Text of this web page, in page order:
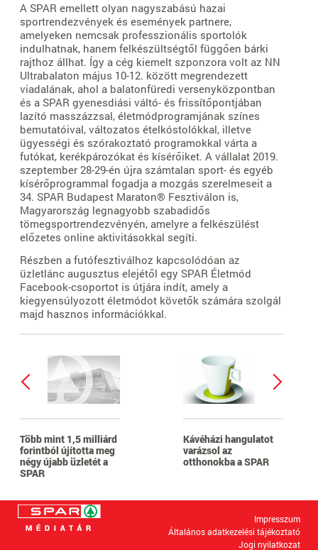
A SPAR emellett olyan nagyszabású hazai
sportrendezvények és események partnere,
amelyeken nemcsak professzionális sportolók
indulhatnak, hanem felkészültségtől függően bárki
rajthoz állhat. Így a cég kiemelt szponzora volt az NN
Ultrabalaton május 10-12. között megrendezett
viadalának, ahol a balatonfüredi versenyközpontban
és a SPAR gyenesdiási váltó- és frissítőpontjában
lazító masszázzsal, életmódprogramjának színes
bemutatóival, változatos ételkóstolókkal, illetve
ügyességi és szórakoztató programokkal várta a
futókat, kerékpározókat és kísérőiket. A vállalat 2019.
szeptember 28-29-én újra számtalan sport- és egyéb
kísérőprogrammal fogadja a mozgás szerelmeseit a
34. SPAR Budapest Maraton® Fesztiválon is,
Magyarország legnagyobb szabadidős
tömegsportrendezvényén, amelyre a felkészülést
előzetes online aktivitásokkal segíti.
Részben a futófesztiválhoz kapcsolódóan az
üzletlánc augusztus elejétől egy SPAR Életmód
Facebook-csoportot is útjára indít, amely a
kiegyensúlyozott életmódot követők számára szolgál
majd hasznos információkkal.
Több mint 1,5 milliárd
forintból újította meg
négy újabb üzletét a
SPAR
Kávéházi hangulatot
varázsol az
otthonokba a SPAR
Impresszum
Általános adatkezelési tájékoztató
Jogi nyilatkozat